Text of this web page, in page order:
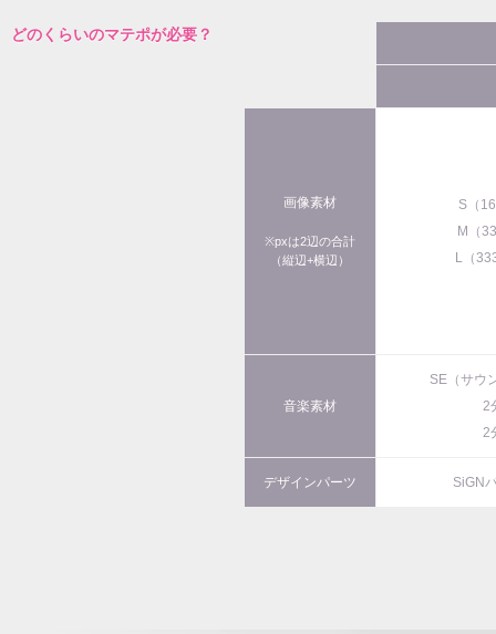
どのくらいのマテポが必要？
画像素材
※pxは2辺の合計
（縦辺+横辺）
S（
M（
L（
音楽素材
SE（サウ
2
2
デザインパーツ SiGN